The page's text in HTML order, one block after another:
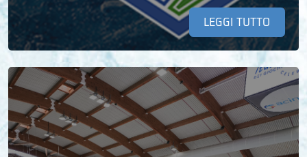
LEGGI TUTTO